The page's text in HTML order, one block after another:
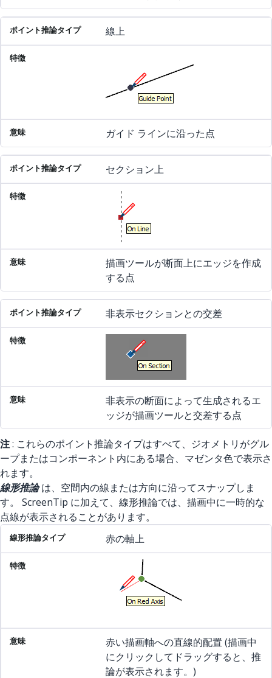
線上
ガイド ラインに沿った点
セクション上
描画ツールが断面上にエッジを作成
する点
非表示セクションとの交差
非表示の断面によって生成されるエ
ッジが描画ツールと交差する点
注: これらのポイント推論タイプはすべて、ジオメトリがグル
ープまたはコンポーネント内にある場合、マゼンタ色で表示さ
れます。
線形推論は、空間内の線または方向に沿ってスナップしま
す。 ScreenTip に加えて、線形推論では、描画中に一時的な
点線が表示されることがあります。
線形推論タイプ
意味赤の軸上
赤い描画軸への直線的配置 (描画中
にクリックしてドラッグすると、推
論が表示されます。)